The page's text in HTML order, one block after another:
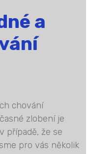
a
chování
zlobení je
případě, že se
pro vás několik